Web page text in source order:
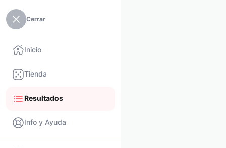
Cerrar
Inicio
Tienda
Resultados
Info y Ayuda